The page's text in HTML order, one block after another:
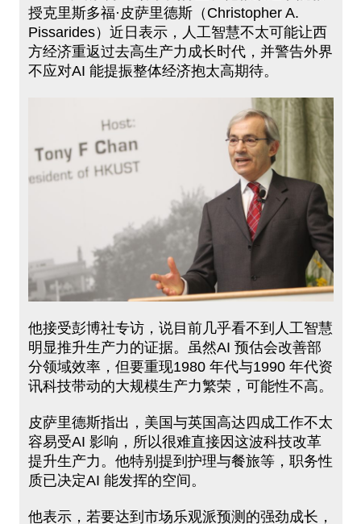
授克里斯多福·皮萨里德斯（Christopher A.
Pissarides）近日表示，人工智慧不太可能让西
方经济重返过去高生产力成长时代，并警告外界
不应对AI 能提振整体经济抱太高期待。
他接受彭博社专访，说目前几乎看不到人工智慧
明显推升生产力的证据。虽然AI 预估会改善部
分领域效率，但要重现1980 年代与1990 年代资
讯科技带动的大规模生产力繁荣，可能性不高。
皮萨里德斯指出，美国与英国高达四成工作不太
容易受AI 影响，所以很难直接因这波科技改革
提升生产力。他特别提到护理与餐旅等，职务性
质已决定AI 能发挥的空间。
他表示，若要达到市场乐观派预测的强劲成长，